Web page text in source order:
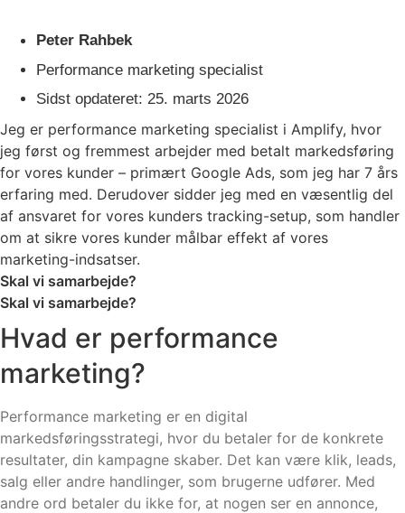
Peter Rahbek
Performance marketing specialist
Sidst opdateret: 25. marts 2026
Jeg er performance marketing specialist i Amplify, hvor
jeg først og fremmest arbejder med betalt markedsføring
for vores kunder – primært Google Ads, som jeg har 7 års
erfaring med. Derudover sidder jeg med en væsentlig del
af ansvaret for vores kunders tracking-setup, som handler
om at sikre vores kunder målbar effekt af vores
marketing-indsatser.
Skal vi samarbejde?
Skal vi samarbejde?
Hvad er performance
marketing?
Performance marketing er en digital
markedsføringsstrategi, hvor du betaler for de konkrete
resultater, din kampagne skaber. Det kan være klik, leads,
salg eller andre handlinger, som brugerne udfører. Med
andre ord betaler du ikke for, at nogen ser en annonce,